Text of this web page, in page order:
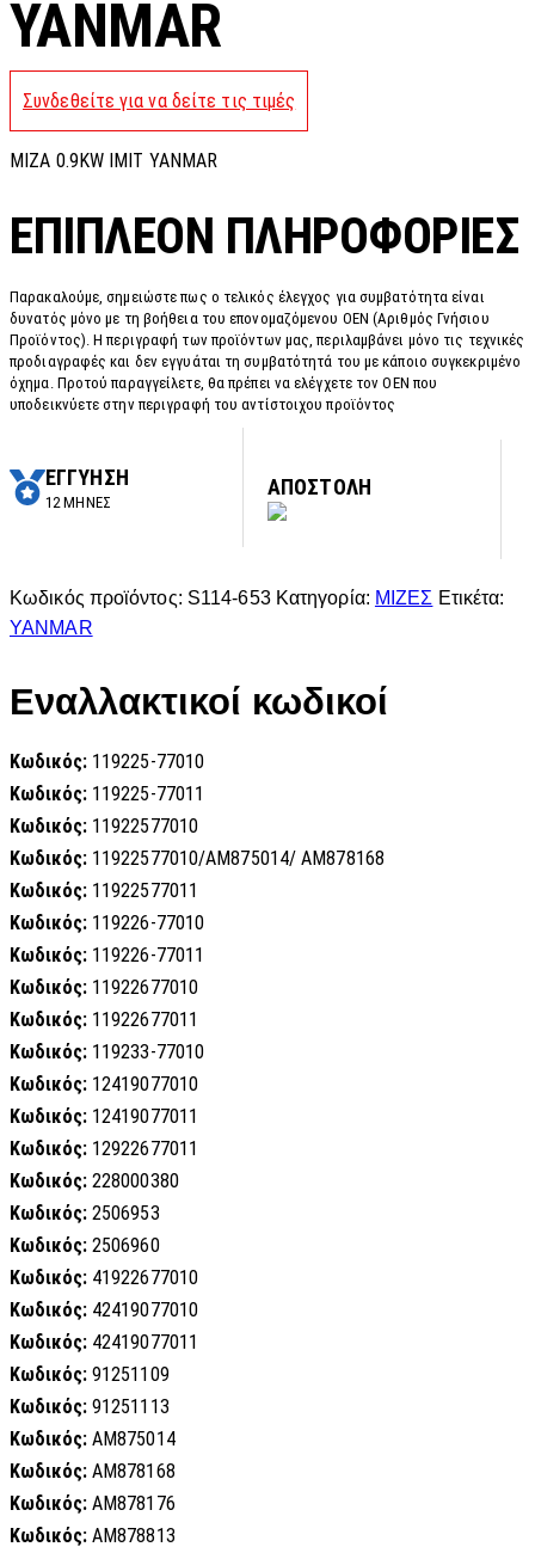
YANMAR
Συνδεθείτε για να δείτε τις τιμές
MIZA 0.9KW IMIT YANMAR
ΕΠΙΠΛΈΟΝ ΠΛΗΡΟΦΟΡΊΕΣ
Παρακαλούμε, σημειώστε πως ο τελικός έλεγχος για συμβατότητα είναι
δυνατός μόνο με τη βοήθεια του επονομαζόμενου OEN (Αριθμός Γνήσιου
Προϊόντος). Η περιγραφή των προϊόντων μας, περιλαμβάνει μόνο τις τεχνικές
προδιαγραφές και δεν εγγυάται τη συμβατότητά του με κάποιο συγκεκριμένο
όχημα. Προτού παραγγείλετε, θα πρέπει να ελέγχετε τον OEN που
υποδεικνύετε στην περιγραφή του αντίστοιχου προϊόντος
ΕΓΓΥΗΣΗ
12 ΜΗΝΕΣ
ΑΠΟΣΤΟΛΗ
Κωδικός προϊόντος: S114-653 Κατηγορία: ΜΙΖΕΣ Ετικέτα:
YANMAR
Εναλλακτικοί κωδικοί
Κωδικός: 119225-77010
Κωδικός: 119225-77011
Κωδικός: 11922577010
Κωδικός: 11922577010/AM875014/ AM878168
Κωδικός: 11922577011
Κωδικός: 119226-77010
Κωδικός: 119226-77011
Κωδικός: 11922677010
Κωδικός: 11922677011
Κωδικός: 119233-77010
Κωδικός: 12419077010
Κωδικός: 12419077011
Κωδικός: 12922677011
Κωδικός: 228000380
Κωδικός: 2506953
Κωδικός: 2506960
Κωδικός: 41922677010
Κωδικός: 42419077010
Κωδικός: 42419077011
Κωδικός: 91251109
Κωδικός: 91251113
Κωδικός: AM875014
Κωδικός: AM878168
Κωδικός: AM878176
Κωδικός: AM878813